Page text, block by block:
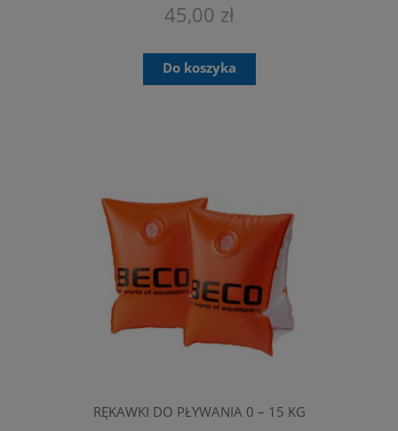
45,00 zł
Do koszyka
RĘKAWKI DO PŁYWANIA 0 – 15 KG